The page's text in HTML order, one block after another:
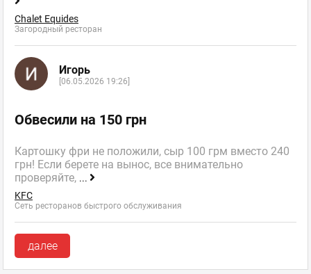
Chalet Equides
Загородный ресторан
Игорь
[06.05.2026 19:26]
Обвесили на 150 грн
Картошку фри не положили, сыр 100 грм вместо 240
грн! Если берете на вынос, все внимательно
проверяйте, ...
KFC
Сеть ресторанов быстрого обслуживания
далее